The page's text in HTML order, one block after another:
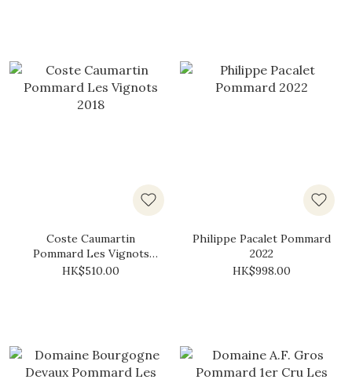
Coste Caumartin
Pommard Les Vignots
2018
HK$510.00
Philippe Pacalet Pommard
2022
HK$998.00